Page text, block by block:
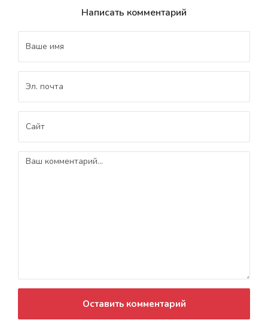
Написать комментарий
Оставить комментарий